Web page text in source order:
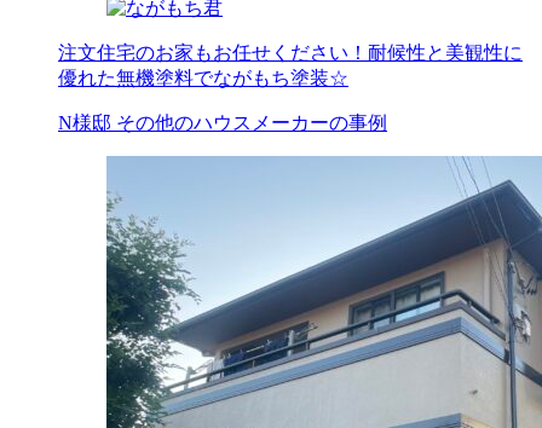
注文住宅のお家もお任せください！耐候性と美観性に
優れた無機塗料でながもち塗装☆
N様邸 その他のハウスメーカーの事例